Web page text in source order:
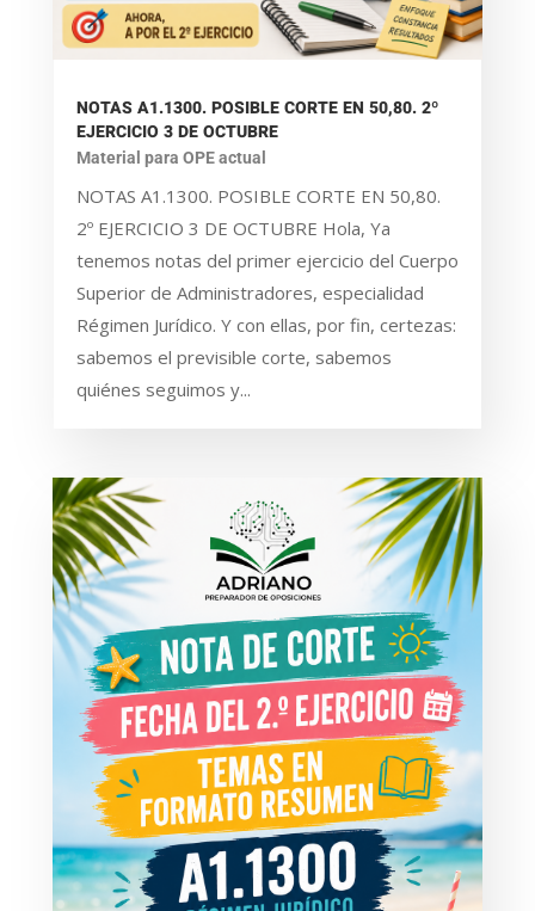
NOTAS A1.1300. POSIBLE CORTE EN 50,80. 2º
EJERCICIO 3 DE OCTUBRE
Material para OPE actual
NOTAS A1.1300. POSIBLE CORTE EN 50,80.
2º EJERCICIO 3 DE OCTUBRE Hola, Ya
tenemos notas del primer ejercicio del Cuerpo
Superior de Administradores, especialidad
Régimen Jurídico. Y con ellas, por fin, certezas:
sabemos el previsible corte, sabemos
quiénes seguimos y...